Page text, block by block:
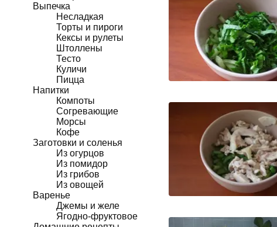
Выпечка
Несладкая
Торты и пироги
Кексы и рулеты
Штоллены
Тесто
Куличи
Пицца
Напитки
Компоты
Согревающие
Морсы
Кофе
Заготовки и соленья
Из огурцов
Из помидор
Из грибов
Из овощей
Варенье
Джемы и желе
Ягодно-фруктовое